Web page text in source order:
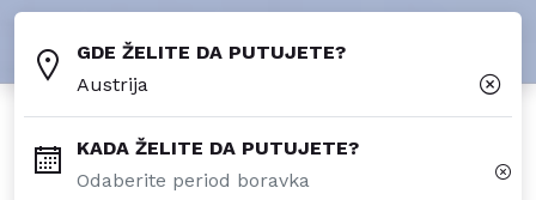
GDE ŽELITE DA PUTUJETE?
Austrija
KADA ŽELITE DA PUTUJETE?